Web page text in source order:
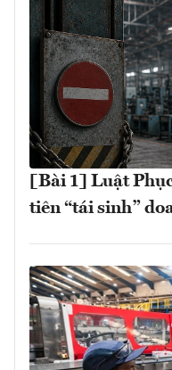
[Bài 1] Luật
tiên “tái sinh”